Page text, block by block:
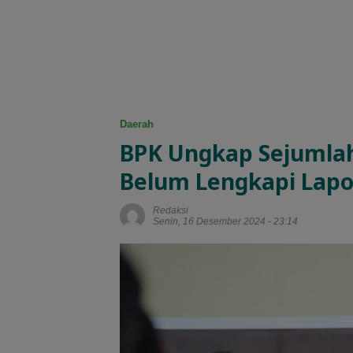
Daerah
BPK Ungkap
Belum Lengkapi
Redaksi
Senin, 16 Desember 2024 - 23:14